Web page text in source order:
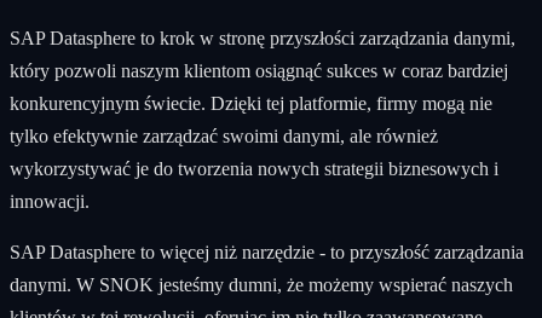
SAP Datasphere to krok w stronę przyszłości zarządzania danymi,
który pozwoli naszym klientom osiągnąć sukces w coraz bardziej
konkurencyjnym świecie. Dzięki tej platformie, firmy mogą nie
tylko efektywnie zarządzać swoimi danymi, ale również
wykorzystywać je do tworzenia nowych strategii biznesowych i
innowacji.
SAP Datasphere to więcej niż narzędzie - to przyszłość zarządzania
danymi. W SNOK jesteśmy dumni, że możemy wspierać naszych